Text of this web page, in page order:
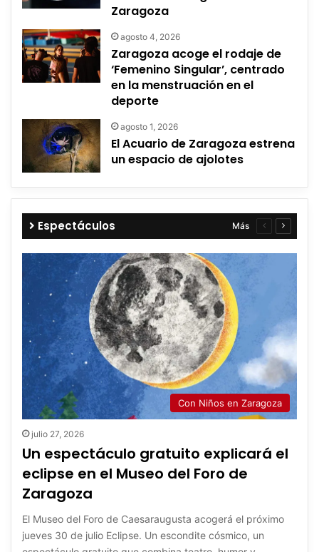
Zaragoza
agosto 4, 2026
Zaragoza acoge el rodaje de
‘Femenino Singular’, centrado
en la menstruación en el
deporte
agosto 1, 2026
El Acuario de Zaragoza estrena
un espacio de ajolotes
Espectáculos Más
Página
anterior
Con Niños en Zaragoza
julio 27, 2026
Un espectáculo gratuito explicará el
eclipse en el Museo del Foro de
Zaragoza
El Museo del Foro de Caesaraugusta acogerá el próximo
jueves 30 de julio Eclipse. Un escondite cósmico, un